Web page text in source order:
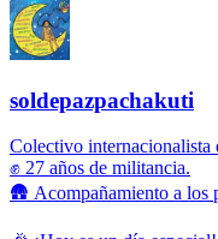
soldepazpachakuti
Colectivo internacionalista
✊ 27 años de militancia.
🛖 Acompañamiento a los